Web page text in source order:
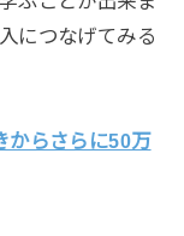
につなげてみる
らさらに50万